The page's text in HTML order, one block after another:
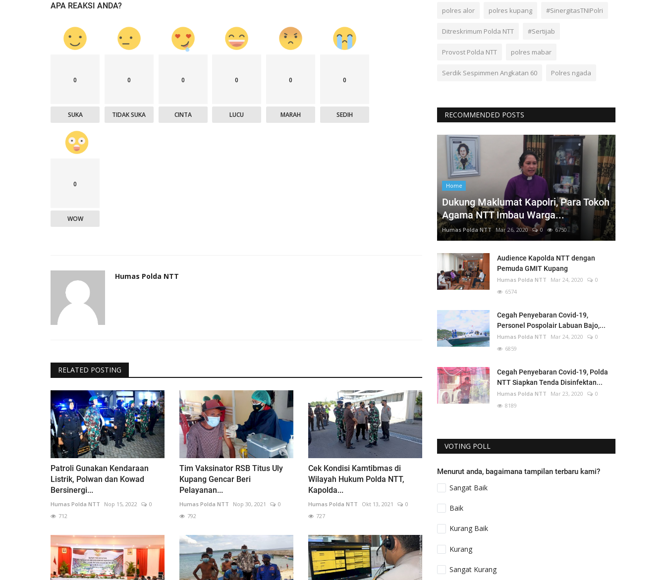
APA REAKSI ANDA?
0
SUKA
0
TIDAK SUKA
0
CINTA
0
LUCU
0
MARAH
0
SEDIH
0
WOW
Humas Polda NTT
RELATED POSTING
Patroli Gunakan Kendaraan
Listrik, Polwan dan Kowad
Bersinergi...
Humas Polda NTT Nop 15, 2022
0
712
Tim Vaksinator RSB Titus Uly
Kupang Gencar Beri
Pelayanan...
Humas Polda NTT Nop 30, 2021
0
792
Cek Kondisi Kamtibmas di
Wilayah Hukum Polda NTT,
Kapolda...
Humas Polda NTT Okt 13, 2021
0
727
polres alor polres kupang #SinergitasTNIPolri
Ditreskrimum Polda NTT #Sertijab
Provost Polda NTT polres mabar
Serdik Sespimmen Angkatan 60 Polres ngada
RECOMMENDED POSTS
Home
Dukung Maklumat Kapolri, Para Tokoh
Agama NTT Imbau Warga...
Humas Polda NTT Mar 26, 2020 0 6750
Audience Kapolda NTT dengan
Pemuda GMIT Kupang
Humas Polda NTT Mar 24, 2020
0
6574
Cegah Penyebaran Covid-19,
Personel Pospolair Labuan Bajo,...
Humas Polda NTT Mar 24, 2020
0
6859
Cegah Penyebaran Covid-19, Polda
NTT Siapkan Tenda Disinfektan...
Humas Polda NTT Mar 23, 2020
0
8189
VOTING POLL
Menurut anda, bagaimana tampilan terbaru kami?
Sangat Baik
Baik
Kurang Baik
Kurang
Sangat Kurang